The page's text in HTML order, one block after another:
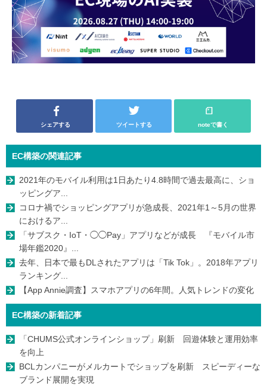
シェアする ツイートする noteで書く
EC構築の関連記事
2021年のモバイル利用は1日あたり4.8時間で過去最高に、ショ
ッピングア...
コロナ禍でショッピングアプリが急成長、2021年1～5月の世界
におけるア...
「サブスク・IoT・◯◯Pay」アプリなどが成長 『モバイル市
場年鑑2020』...
去年、日本で最もDLされたアプリは「Tik Tok」。2018年アプリ
ランキング...
【App Annie調査】スマホアプリの6年間。人気トレンドの変化
EC構築の新着記事
「CHUMS公式オンラインショップ」刷新 回遊体験と運用効率
を向上
BCLカンパニーがメルカートでショップを刷新 スピーディーな
ブランド展開を実現